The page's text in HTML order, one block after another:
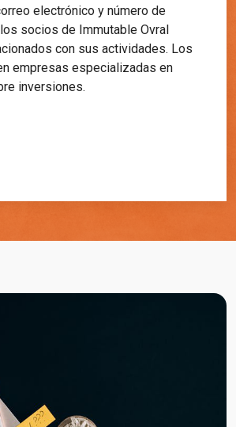
electrónico y número de
socios de Immutable Ovral
con sus actividades. Los
empresas especializadas en
inversiones.